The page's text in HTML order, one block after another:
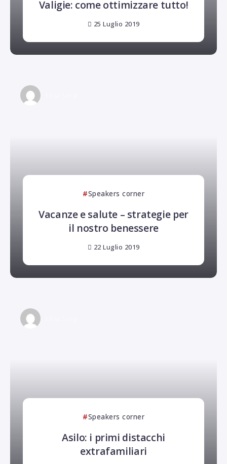
Valigie: come ottimizzare tutto!
25 Luglio 2019
Speakers corner
Vacanze e salute – strategie per
il nostro benessere
22 Luglio 2019
Speakers corner
Asilo: i primi distacchi
extrafamiliari